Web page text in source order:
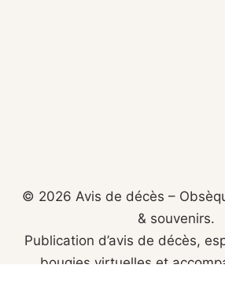
© 2026 Avis de décès –
& souvenirs.
Publication d’avis de décès,
bougies virtuelles et